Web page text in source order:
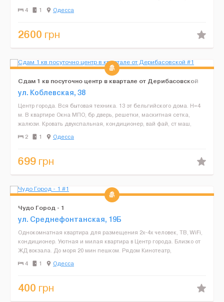
супермаркеты большой балкон, просторная квартира, е...
4 1 Одесса
2600 грн
Cдам 1 кв посуточно центр в квартале от Дерибасовской
ул. Коблевская, 38
Центр города. Вся бытовая техника. 13 эт бельгийского дома. H=4
м. В квартире Окна МПО, бр дверь, решетки, маскитная сетка,
жалюзи. Кровать двухспальная, кондиционер, вай фай, ст маш,
электробол, холодильник, фен, утюг, посуда пос...
2 1 Одесса
699 грн
Чудо Город - 1
ул. Среднефонтанская, 19Б
Однокомнатная квартира для размещения 2х-4х человек, ТВ, WiFi,
кондиционер. Уютная и милая квартира в Центр города. Близко от
ЖД вокзала. До моря 20 мин пешком. Рядом Кинотеатр,
Супермаркет, игровые аттракционы для детей. Ресторан...
4 1 Одесса
400 грн